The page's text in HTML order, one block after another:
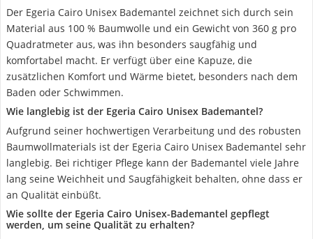
Der Egeria Cairo Unisex Bademantel zeichnet sich durch sein
Material aus 100 % Baumwolle und ein Gewicht von 360 g pro
Quadratmeter aus, was ihn besonders saugfähig und
komfortabel macht. Er verfügt über eine Kapuze, die
zusätzlichen Komfort und Wärme bietet, besonders nach dem
Baden oder Schwimmen.
Wie langlebig ist der Egeria Cairo Unisex Bademantel?
Aufgrund seiner hochwertigen Verarbeitung und des robusten
Baumwollmaterials ist der Egeria Cairo Unisex Bademantel sehr
langlebig. Bei richtiger Pflege kann der Bademantel viele Jahre
lang seine Weichheit und Saugfähigkeit behalten, ohne dass er
an Qualität einbüßt.
Wie sollte der Egeria Cairo Unisex-Bademantel gepflegt
werden, um seine Qualität zu erhalten?